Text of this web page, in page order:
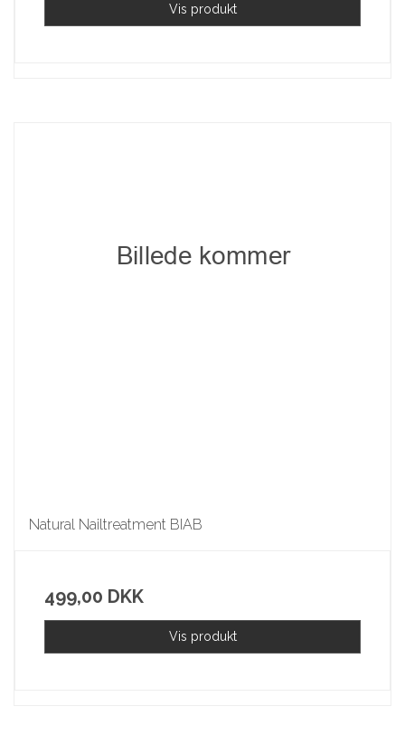
Vis produkt
Natural Nailtreatment BIAB
499,00 DKK
Vis produkt